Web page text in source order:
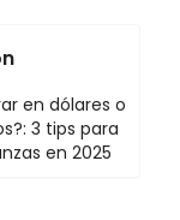
en dólares o
3 tips para
en 2025